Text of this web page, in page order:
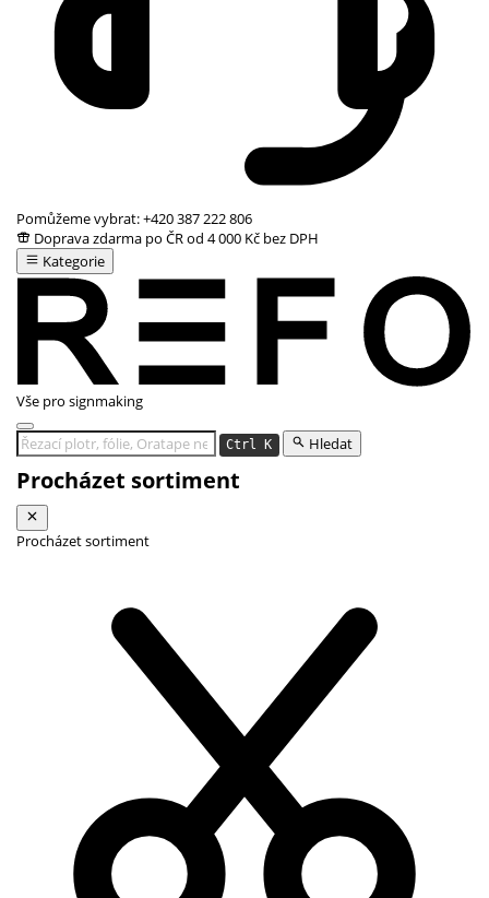
Pomůžeme vybrat:+420 387 222 806
Doprava zdarma po ČR od 4 000 Kč bez DPH
Kategorie
Vše pro signmaking
Ctrl K Hledat
Procházet sortiment
Procházet sortiment